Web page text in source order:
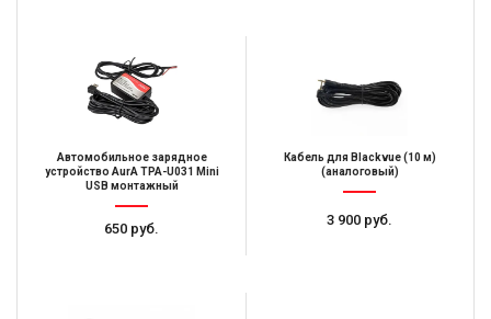
Автомобильное зарядное
устройство AurA TPA-U031 Mini
USB монтажный
650 руб.
Кабель для Blackvue (10 м)
(аналоговый)
3 900 руб.